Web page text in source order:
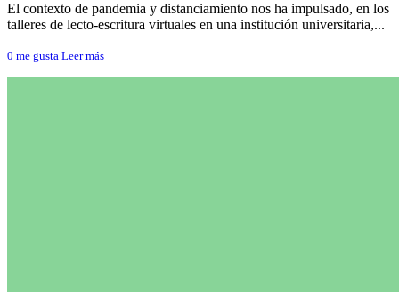
El contexto de pandemia y distanciamiento nos ha impulsado, en los
talleres de lecto-escritura virtuales en una institución universitaria,...
0 me gusta Leer más